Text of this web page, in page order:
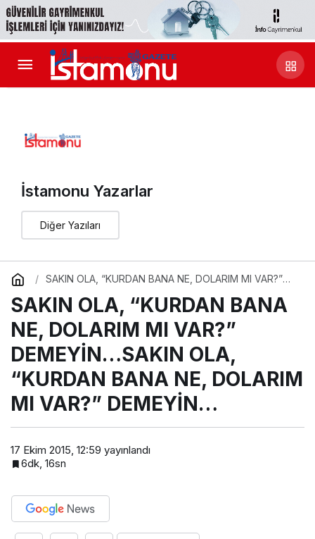
İstamonu Yazarlar
Diğer Yazıları
SAKIN OLA, “KURDAN BANA NE, DOLARIM MI VAR?”
MI VAR?” DEMEYİN…
SAKIN OLA, “KURDAN BANA
NE, DOLARIM MI VAR?”
DEMEYİN…SAKIN OLA,
“KURDAN BANA NE, DOLARIM
MI VAR?” DEMEYİN…
17 Ekim 2015, 12:59 yayınlandı
6dk, 16sn